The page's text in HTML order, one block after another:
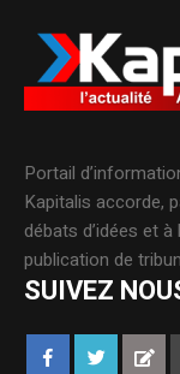
Portail
Kapitalis accorde,
débats d’idées et
publication de
SUIVEZ